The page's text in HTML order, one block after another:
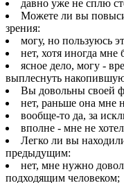
давно уже не сплю
Можете ли вы
зрения:
могу, но пользуюсь
нет, хотя иногда мне
ясное дело, могу -
выплеснуть
Вы довольны своей
нет, раньше она мне
вообще-то да, за
вполне - мне не
Легко ли вы
предыдущим:
нет, мне нужно
подходящим человеком;